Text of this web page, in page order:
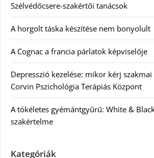
Szélvédőcsere-szakértői tanácsok
A horgolt táska készítése nem bonyolult
A Cognac a francia párlatok képviselője
Depresszió kezelése: mikor kérj szakmai
Corvin Pszichológia Terápiás Központ
A tökéletes gyémántgyűrű: White &
szakértelme
Kategóriák